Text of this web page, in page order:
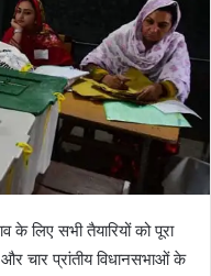
के लिए सभी तैयारियों को पूरा
चार प्रांतीय विधानसभाओं के